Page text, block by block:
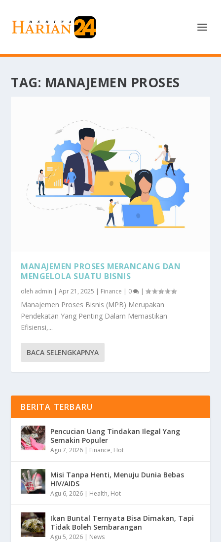
TAG: MANAJEMEN PROSES
MANAJEMEN PROSES MERANCANG DAN
MENGELOLA SUATU BISNIS
oleh admin |Apr 21, 2025 | Finance | 0 |
Manajemen Proses Bisnis (MPB) Merupakan
Pendekatan Yang Penting Dalam Memastikan
Efisiensi,...
BACA SELENGKAPNYA
BERITA TERBARU
Pencucian Uang Tindakan Ilegal Yang
Semakin Populer
Agu 7, 2026 | Finance, Hot
Misi Tanpa Henti, Menuju Dunia Bebas
HIV/AIDS
Agu 6, 2026 | Health, Hot
Ikan Buntal Ternyata Bisa Dimakan, Tapi
Tidak Boleh Sembarangan
Agu 5, 2026 | News